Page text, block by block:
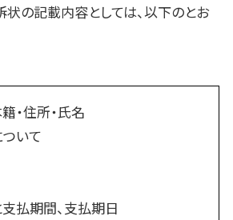
の記載内容としては、以下のとお
・住所・氏名
いて
払期間、支払期日